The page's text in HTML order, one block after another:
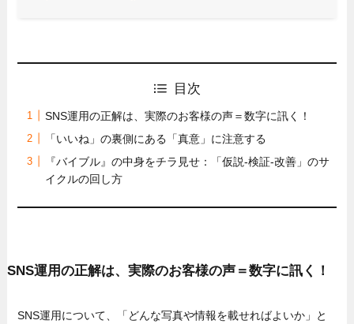
目次
SNS運用の正解は、実際のお客様の声＝数字に訊く！
「いいね」の裏側にある「真意」に注意する
『バイブル』の中身をチラ見せ：「仮説-検証-改善」のサ
イクルの回し方
SNS運用の正解は、実際のお客様の声＝数字に訊く！
SNS運用について、「どんな写真や情報を載せればよいか」と